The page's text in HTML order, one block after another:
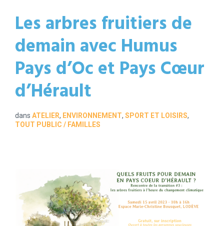
Les arbres fruitiers de
demain avec Humus
Pays d’Oc et Pays Cœur
d’Hérault
dans ATELIER, ENVIRONNEMENT, SPORT ET LOISIRS,
TOUT PUBLIC / FAMILLES